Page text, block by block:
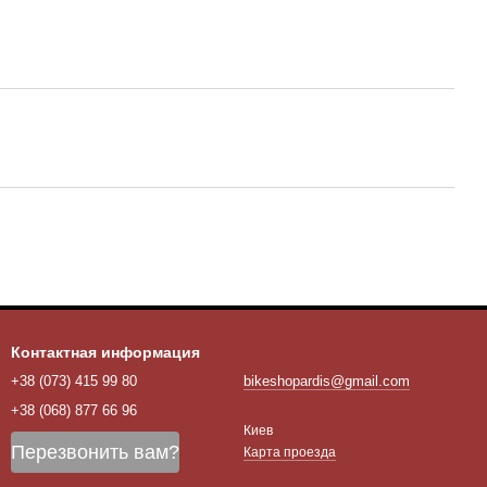
Контактная информация
+38 (073) 415 99 80
+38 (068) 877 66 96
Перезвонить вам?
bikeshopardis@gmail.com
Киев
Карта проезда